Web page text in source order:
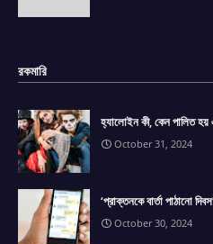
রকমারি
হ্যালোইন কী, কেন পালিত
October 31, 2024
‘প্রাক্তনকে বার্তা পাঠানো
October 30, 2024